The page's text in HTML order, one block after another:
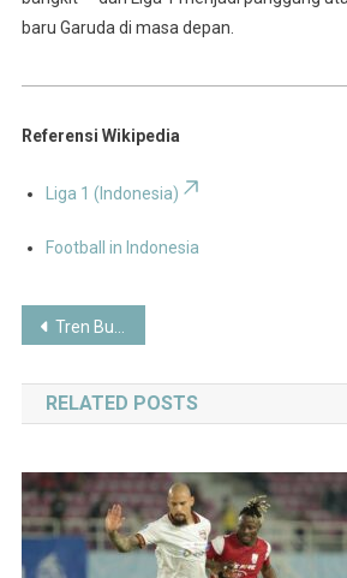
baru Garuda di masa depan.
Referensi Wikipedia
Liga 1 (Indonesia)
Football in Indonesia
Post
navigation
Tren Busana Modest Wear Mendunia dari Indonesia: Gaya Berbusana yang Menjaga Nilai dan Estetika
RELATED POSTS